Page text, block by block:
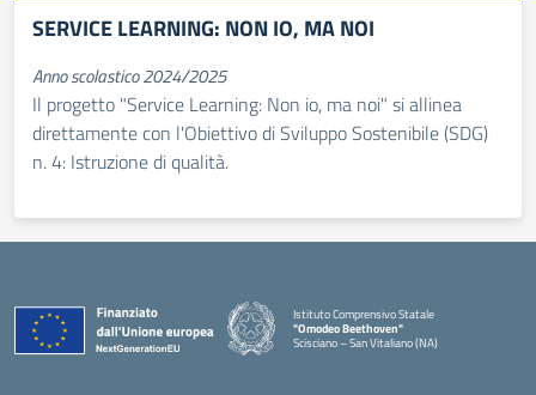
SERVICE LEARNING: NON IO, MA NOI
Anno scolastico 2024/2025
Il progetto "Service Learning: Non io, ma noi" si allinea
direttamente con l'Obiettivo di Sviluppo Sostenibile (SDG)
n. 4: Istruzione di qualità.
Istituto Comprensivo Statale
"Omodeo Beethoven"
Scisciano – San Vitaliano (NA)